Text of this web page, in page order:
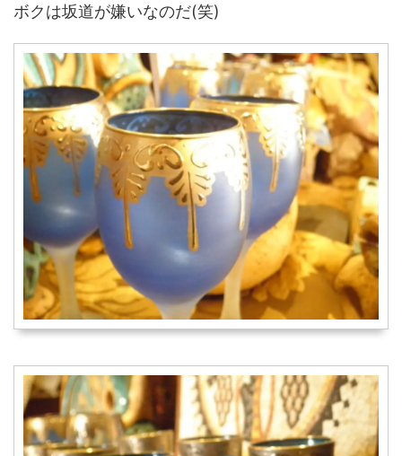
ボクは坂道が嫌いなのだ(笑)